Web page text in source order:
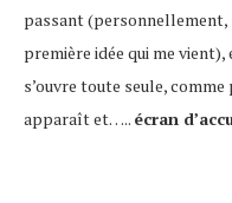
passant (personnellement,
première idée qui me
s’ouvre toute seule,
apparaît et….. écran